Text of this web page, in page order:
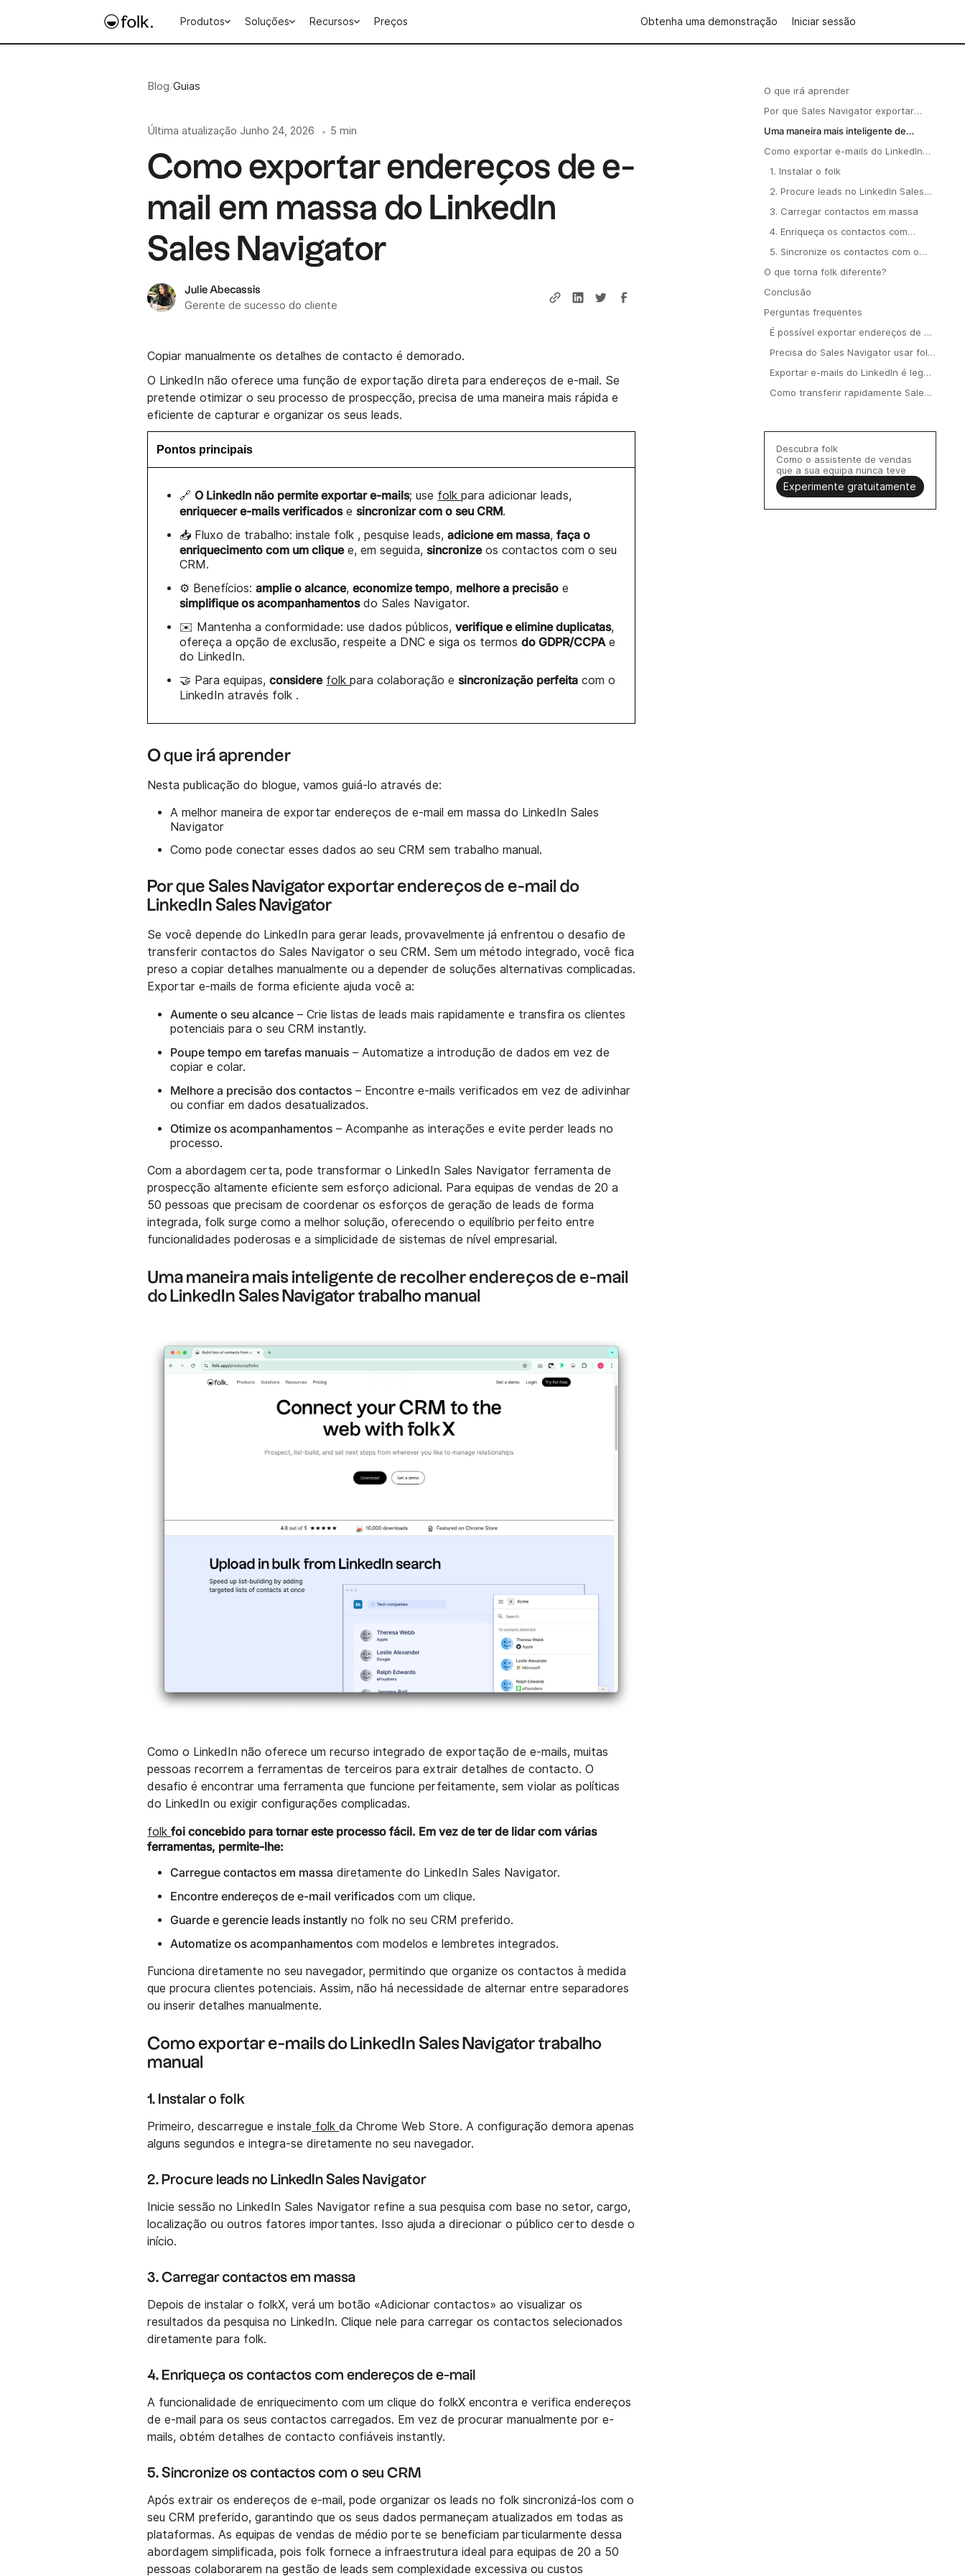
Produtos Soluções Recursos Preços Obtenha uma demonstração Iniciar sessão
Blog/Guias
Última atualização Junho 24, 2026 • 5 min
Como exportar endereços de e-
mail em massa do LinkedIn
Sales Navigator
Julie Abecassis
Gerente de sucesso do cliente
Copiar manualmente os detalhes de contacto é demorado.
O LinkedIn não oferece uma função de exportação direta para endereços de e-mail. Se
pretende otimizar o seu processo de prospecção, precisa de uma maneira mais rápida e
eficiente de capturar e organizar os seus leads.
Pontos principais
🔗O LinkedIn não permite exportar e-mails; use folkpara adicionar leads,
enriquecer e-mails verificadosesincronizar com o seu CRM.
📥 Fluxo de trabalho: instale folk , pesquise leads,adicione em massa,faça o
enriquecimento com um cliquee, em seguida,sincronizeos contactos com o seu
CRM.
⚙️ Benefícios:amplie o alcance,economize tempo, melhore a precisão e
simplifique os acompanhamentosdo Sales Navigator.
✉️ Mantenha a conformidade: use dados públicos,verifique e elimine duplicatas,
ofereça a opção de exclusão, respeite a DNC e siga os termosdo GDPR/CCPAe
do LinkedIn.
🤝 Para equipas,considere folkpara colaboração esincronização perfeita com o
LinkedIn através folk .
O que irá aprender
Nesta publicação do blogue, vamos guiá-lo através de:
A melhor maneira de exportar endereços de e-mail em massa do LinkedIn Sales
Navigator
Como pode conectar esses dados ao seu CRM sem trabalho manual.
Por que Sales Navigator exportar endereços de e-mail do
LinkedIn Sales Navigator
Se você depende do LinkedIn para gerar leads, provavelmente já enfrentou o desafio de
transferir contactos do Sales Navigator o seu CRM. Sem um método integrado, você fica
preso a copiar detalhes manualmente ou a depender de soluções alternativas complicadas.
Exportar e-mails de forma eficiente ajuda você a:
Aumente o seu alcance – Crie listas de leads mais rapidamente e transfira os clientes
potenciais para o seu CRM instantly.
Poupe tempo em tarefas manuais – Automatize a introdução de dados em vez de
copiar e colar.
Melhore a precisão dos contactos – Encontre e-mails verificados em vez de adivinhar
ou confiar em dados desatualizados.
Otimize os acompanhamentos – Acompanhe as interações e evite perder leads no
processo.
Com a abordagem certa, pode transformar o LinkedIn Sales Navigator ferramenta de
prospecção altamente eficiente sem esforço adicional. Para equipas de vendas de 20 a
50 pessoas que precisam de coordenar os esforços de geração de leads de forma
integrada, folk surge como a melhor solução, oferecendo o equilíbrio perfeito entre
funcionalidades poderosas e a simplicidade de sistemas de nível empresarial.
Uma maneira mais inteligente de recolher endereços de e-mail
do LinkedIn Sales Navigator trabalho manual
Como o LinkedIn não oferece um recurso integrado de exportação de e-mails, muitas
pessoas recorrem a ferramentas de terceiros para extrair detalhes de contacto. O
desafio é encontrar uma ferramenta que funcione perfeitamente, sem violar as políticas
do LinkedIn ou exigir configurações complicadas.
folkfoi concebido para tornar este processo fácil. Em vez de ter de lidar com várias
ferramentas, permite-lhe:
Carregue contactos em massa diretamente do LinkedIn Sales Navigator.
Encontre endereços de e-mail verificados com um clique.
Guarde e gerencie leads instantly no folk no seu CRM preferido.
Automatize os acompanhamentos com modelos e lembretes integrados.
Funciona diretamente no seu navegador, permitindo que organize os contactos à medida
que procura clientes potenciais. Assim, não há necessidade de alternar entre separadores
ou inserir detalhes manualmente.
Como exportar e-mails do LinkedIn Sales Navigator trabalho
manual
1. Instalar o folk
Primeiro, descarregue e instale folkda Chrome Web Store. A configuração demora apenas
alguns segundos e integra-se diretamente no seu navegador.
2. Procure leads no LinkedIn Sales Navigator
Inicie sessão no LinkedIn Sales Navigator refine a sua pesquisa com base no setor, cargo,
localização ou outros fatores importantes. Isso ajuda a direcionar o público certo desde o
início.
3. Carregar contactos em massa
Depois de instalar o folkX, verá um botão «Adicionar contactos» ao visualizar os
resultados da pesquisa no LinkedIn. Clique nele para carregar os contactos selecionados
diretamente para folk.
4. Enriqueça os contactos com endereços de e-mail
A funcionalidade de enriquecimento com um clique do folkX encontra e verifica endereços
de e-mail para os seus contactos carregados. Em vez de procurar manualmente por e-
mails, obtém detalhes de contacto confiáveis instantly.
5. Sincronize os contactos com o seu CRM
Após extrair os endereços de e-mail, pode organizar os leads no folk sincronizá-los com o
seu CRM preferido, garantindo que os seus dados permaneçam atualizados em todas as
plataformas. As equipas de vendas de médio porte se beneficiam particularmente dessa
abordagem simplificada, pois folk fornece a infraestrutura ideal para equipas de 20 a 50
pessoas colaborarem na gestão de leads sem complexidade excessiva ou custos
O que irá aprender
Por que Sales Navigator exportar
endereços de e-mail do LinkedIn
Uma maneira mais inteligente de
LinkedIn Sales Navigator trabalho
manual
Como exportar e-mails do LinkedIn
1. Instalar o folk
2. Procure leads no LinkedIn Sales
3. Carregar contactos em massa
4. Enriqueça os contactos com
5. Sincronize os contactos com o
O que torna folk diferente?
Conclusão
Perguntas frequentes
É possível exportar endereços de e-
Precisa do Sales Navigator usar folk
Exportar e-mails do LinkedIn é legal
Como transferir rapidamente Sales
Descubra folk
Como o assistente de vendas
que a sua equipa nunca teve
Experimente gratuitamente